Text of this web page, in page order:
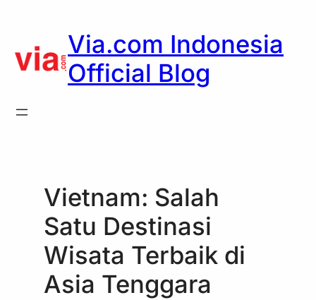
content
Via.com Indonesia
Official Blog
Vietnam: Salah
Satu Destinasi
Wisata Terbaik di
Asia Tenggara